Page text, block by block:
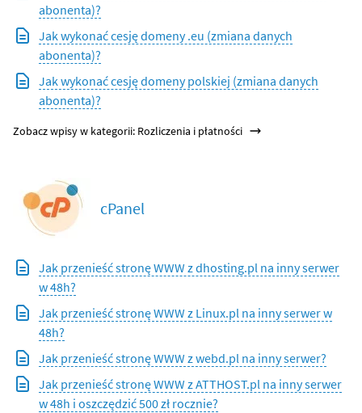
abonenta)?
Jak wykonać cesję domeny .eu (zmiana danych
abonenta)?
Jak wykonać cesję domeny polskiej (zmiana danych
abonenta)?
Zobacz wpisy w kategorii: Rozliczenia i płatności
cPanel
Jak przenieść stronę WWW z dhosting.pl na inny serwer
w 48h?
Jak przenieść stronę WWW z Linux.pl na inny serwer w
48h?
Jak przenieść stronę WWW z webd.pl na inny serwer?
Jak przenieść stronę WWW z ATTHOST.pl na inny serwer
w 48h i oszczędzić 500 zł rocznie?